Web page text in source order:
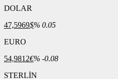
DOLAR
47,5969$% 0.05
EURO
54,9812€% -0.08
STERLİN